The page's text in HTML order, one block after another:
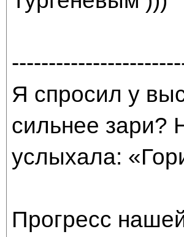
Я спросил у
сильнее зари?
услыхала:
Прогресс